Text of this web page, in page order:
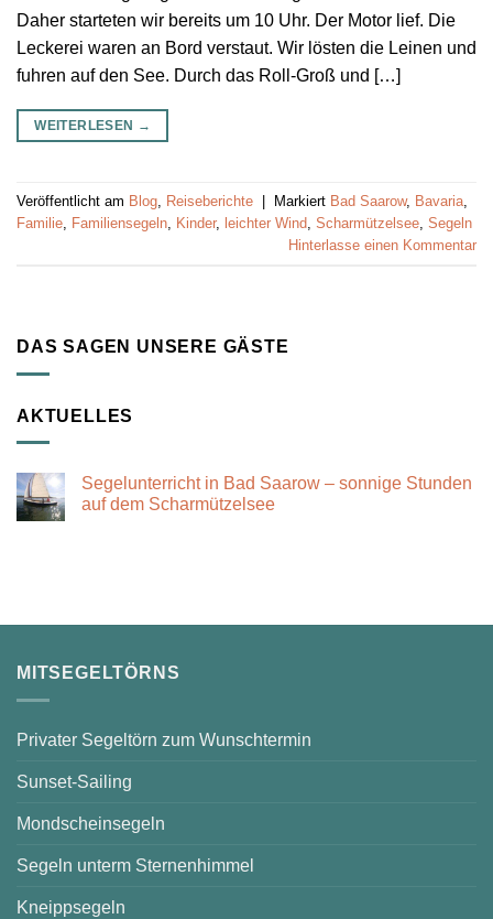
Daher starteten wir bereits um 10 Uhr. Der Motor lief. Die
Leckerei waren an Bord verstaut. Wir lösten die Leinen und
fuhren auf den See. Durch das Roll-Groß und […]
WEITERLESEN →
Veröffentlicht am Blog Reiseberichte | Markiert Bad Saarow, Bavaria
Familie Familiensegeln Kinder, leichter Wind Scharmützelsee Segeln
Hinterlasse einen Kommentar
DAS SAGEN UNSERE GÄSTE
AKTUELLES
Segelunterricht in Bad Saarow – sonnige Stunden
auf dem Scharmützelsee
–
auf
MITSEGELTÖRNS
Privater Segeltörn zum Wunschtermin
Sunset-Sailing
Mondscheinsegeln
Segeln unterm Sternenhimmel
Kneippsegeln